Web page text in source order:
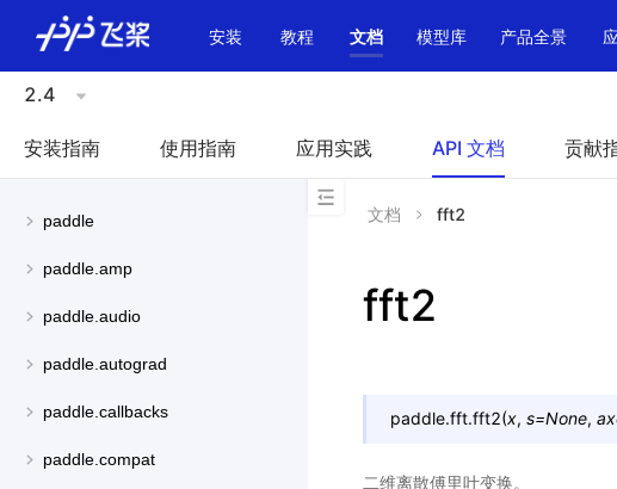
安装 教程 文档 模型库 产品全景
2.4
安装指南 使用指南 应用实践 API 文档 贡献
paddle
paddle.amp
paddle.audio
paddle.autograd
paddle.callbacks
paddle.compat
文档 fft2
fft2
paddle.fft.fft2(x, s=None,
二维离散傅里叶变换。